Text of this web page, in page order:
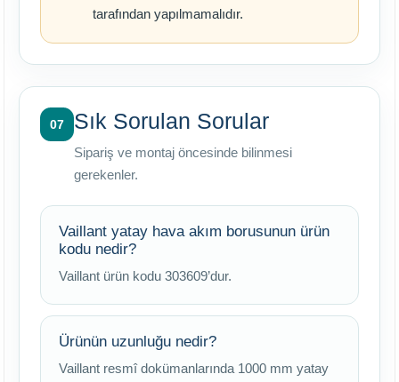
tarafından yapılmamalıdır.
07 Sık Sorulan Sorular
Sipariş ve montaj öncesinde bilinmesi
gerekenler.
Vaillant yatay hava akım borusunun ürün
kodu nedir?
Vaillant ürün kodu 303609’dur.
Ürünün uzunluğu nedir?
Vaillant resmî dokümanlarında 1000 mm yatay